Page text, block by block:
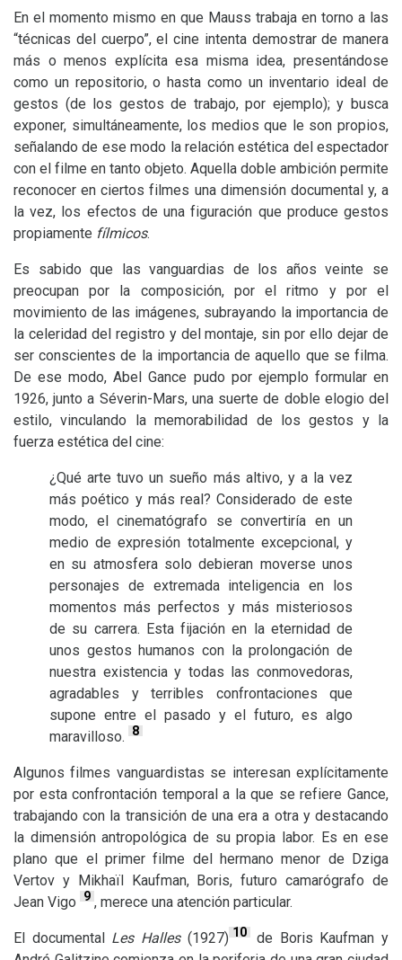
En el momento mismo en que Mauss trabaja en torno a las
“técnicas del cuerpo”, el cine intenta demostrar de manera
más o menos explícita esa misma idea, presentándose
como un repositorio, o hasta como un inventario ideal de
gestos (de los gestos de trabajo, por ejemplo); y busca
exponer, simultáneamente, los medios que le son propios,
señalando de ese modo la relación estética del espectador
con el filme en tanto objeto. Aquella doble ambición permite
reconocer en ciertos filmes una dimensión documental y, a
la vez, los efectos de una figuración que produce gestos
propiamente fílmicos.
Es sabido que las vanguardias de los años veinte se
preocupan por la composición, por el ritmo y por el
movimiento de las imágenes, subrayando la importancia de
la celeridad del registro y del montaje, sin por ello dejar de
ser conscientes de la importancia de aquello que se filma.
De ese modo, Abel Gance pudo por ejemplo formular en
1926, junto a Séverin-Mars, una suerte de doble elogio del
estilo, vinculando la memorabilidad de los gestos y la
fuerza estética del cine:
¿Qué arte tuvo un sueño más altivo, y a la vez
más poético y más real? Considerado de este
modo, el cinematógrafo se convertiría en un
medio de expresión totalmente excepcional, y
en su atmosfera solo debieran moverse unos
personajes de extremada inteligencia en los
momentos más perfectos y más misteriosos
de su carrera. Esta fijación en la eternidad de
unos gestos humanos con la prolongación de
nuestra existencia y todas las conmovedoras,
agradables y terribles confrontaciones que
supone entre el pasado y el futuro, es algo
maravilloso.
8
Algunos filmes vanguardistas se interesan explícitamente
por esta confrontación temporal a la que se refiere Gance,
trabajando con la transición de una era a otra y destacando
la dimensión antropológica de su propia labor. Es en ese
plano que el primer filme del hermano menor de Dziga
Vertov y Mikhaïl Kaufman, Boris, futuro camarógrafo de
Jean Vigo
9 , merece una atención particular.
El documental Les Halles(1927) 10 de Boris Kaufman y